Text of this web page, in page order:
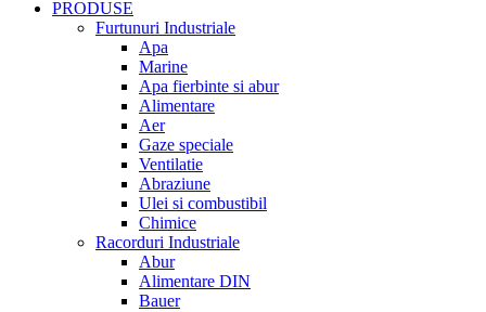
PRODUSE
Furtunuri Industriale
Apa
Marine
Apa fierbinte si abur
Alimentare
Aer
Gaze speciale
Ventilatie
Abraziune
Ulei si combustibil
Chimice
Racorduri Industriale
Abur
Alimentare DIN
Bauer